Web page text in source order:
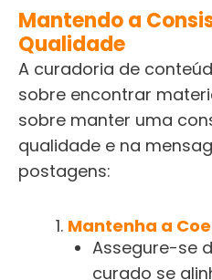
Mantendo a
Qualidade
A curadoria de
sobre encontrar
sobre manter uma
qualidade e na
postagens:
Mantenha a
Assegure-se
curado se